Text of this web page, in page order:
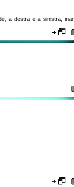
a destra e a sinistra,